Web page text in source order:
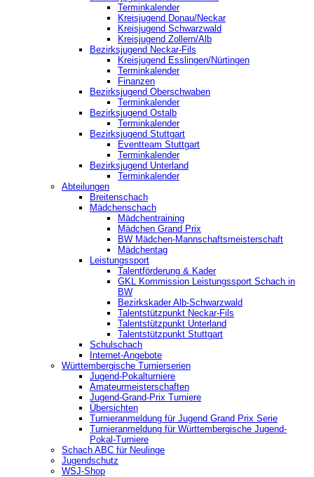
Terminkalender
Kreisjugend Donau/Neckar
Kreisjugend Schwarzwald
Kreisjugend Zollern/Alb
Bezirksjugend Neckar-Fils
Kreisjugend ‎Esslingen/Nürtingen
Terminkalender
Finanzen
Bezirksjugend Oberschwaben
Terminkalender
Bezirksjugend Ostalb
Terminkalender
Bezirksjugend Stuttgart
‎Eventteam Stuttgart
Terminkalender
Bezirksjugend Unterland
Terminkalender
Abteilungen
Breitenschach
Mädchenschach
Mädchentraining
Mädchen Grand Prix
BW Mädchen-Mannschaftsmeisterschaft
Mädchentag
Leistungssport
Talentförderung & Kader
GKL Kommission Leistungssport Schach in
BW
Bezirkskader Alb-Schwarzwald
Talentstützpunkt Neckar-Fils
Talentstützpunkt Unterland
Talentstützpunkt Stuttgart
Schulschach
Internet-Angebote
Württembergische Turnierserien
Jugend-Pokalturniere
Amateurmeisterschaften
Jugend-Grand-Prix Turniere
Übersichten
Turnieranmeldung für Jugend Grand Prix Serie
Turnieranmeldung für Württembergische Jugend-
Pokal-Turniere
Schach ABC für Neulinge
Jugendschutz
WSJ-Shop